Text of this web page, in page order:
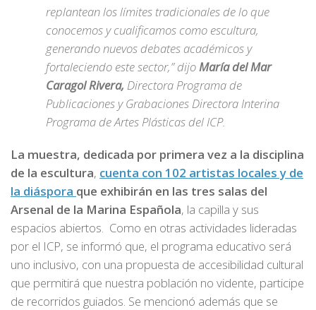
replantean los límites tradicionales de lo que
conocemos y cualificamos como escultura,
generando nuevos debates académicos y
fortaleciendo este sector,” dijo María del Mar
Caragol Rivera, Directora Programa de
Publicaciones y Grabaciones Directora Interina
Programa de Artes Plásticas del ICP.
La muestra, dedicada por primera vez a la disciplina
de la escultura, cuenta con 102 artistas locales y de
la diáspora que exhibirán en las tres salas del
Arsenal de la Marina Española, la capilla y sus
espacios abiertos. Como en otras actividades lideradas
por el ICP, se informó que, el programa educativo será
uno inclusivo, con una propuesta de accesibilidad cultural
que permitirá que nuestra población no vidente, participe
de recorridos guiados. Se mencionó además que se